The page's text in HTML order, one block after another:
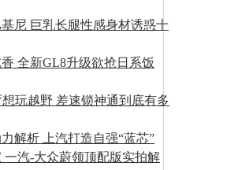
尼 巨乳长腿性感身材诱惑十
全新GL8升级欲抢日系饭
玩越野 差速锁神通到底有多
解析 上汽打造自强“蓝芯”
一汽-大众蔚领顶配版实拍解